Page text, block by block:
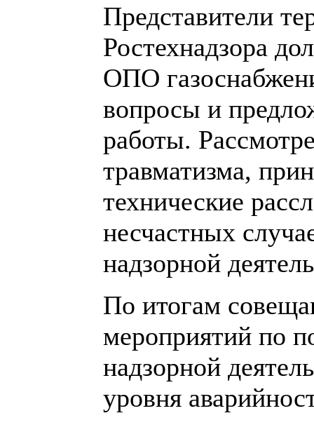
Представители
Ростехнадзора
ОПО
вопросы и
работы.
травматизма,
технические
несчастных
надзорной
По итогам
мероприятий по
надзорной
уровня